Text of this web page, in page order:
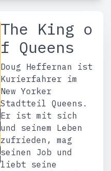
The King o
f Queens
Doug Heffernan ist
Kurierfahrer im
New Yorker
Stadtteil Queens.
Er ist mit sich
und seinem Leben
zufrieden, mag
seinen Job und
liebt seine